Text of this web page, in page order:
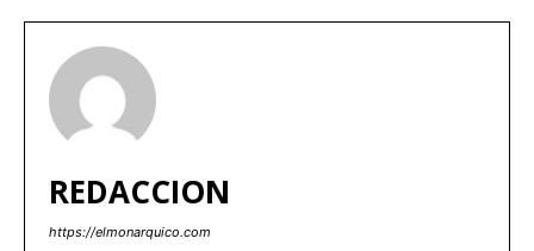
REDACCION
https://elmonarquico.com